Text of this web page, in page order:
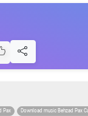
Download music Behzad Pax
Pax